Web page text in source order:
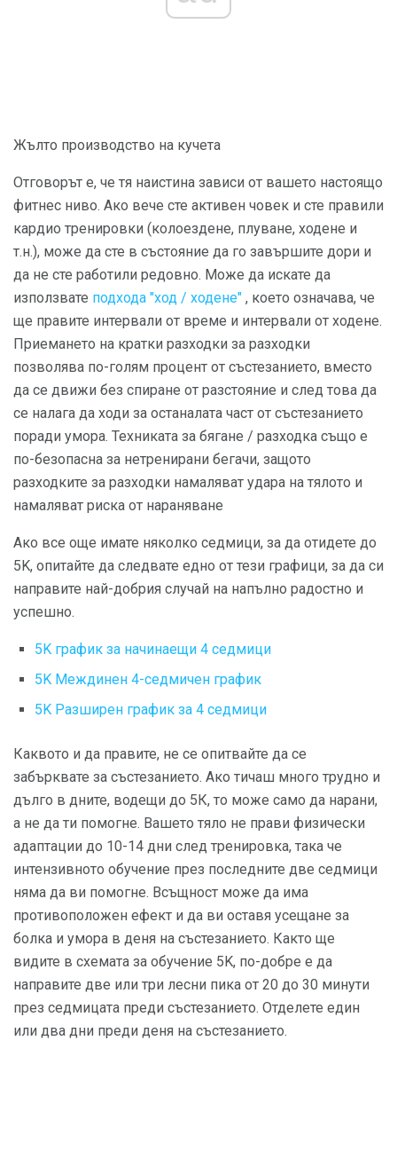
Жълто производство на кучета
Отговорът е, че тя наистина зависи от вашето настоящо
фитнес ниво. Ако вече сте активен човек и сте правили
кардио тренировки (колоездене, плуване, ходене и
т.н.), може да сте в състояние да го завършите дори и
да не сте работили редовно. Може да искате да
използвате подхода "ход / ходене" , което означава, че
ще правите интервали от време и интервали от ходене.
Приемането на кратки разходки за разходки
позволява по-голям процент от състезанието, вместо
да се движи без спиране от разстояние и след това да
се налага да ходи за останалата част от състезанието
поради умора. Техниката за бягане / разходка също е
по-безопасна за нетренирани бегачи, защото
разходките за разходки намаляват удара на тялото и
намаляват риска от нараняване
Ако все още имате няколко седмици, за да отидете до
5K, опитайте да следвате едно от тези графици, за да си
направите най-добрия случай на напълно радостно и
успешно.
5K график за начинаещи 4 седмици
5K Междинен 4-седмичен график
5K Разширен график за 4 седмици
Каквото и да правите, не се опитвайте да се
забърквате за състезанието. Ако тичаш много трудно и
дълго в дните, водещи до 5К, то може само да нарани,
а не да ти помогне. Вашето тяло не прави физически
адаптации до 10-14 дни след тренировка, така че
интензивното обучение през последните две седмици
няма да ви помогне. Всъщност може да има
противоположен ефект и да ви оставя усещане за
болка и умора в деня на състезанието. Както ще
видите в схемата за обучение 5K, по-добре е да
направите две или три лесни пика от 20 до 30 минути
през седмицата преди състезанието. Отделете един
или два дни преди деня на състезанието.